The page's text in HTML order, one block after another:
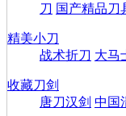
刀 国产精品刀
精美小刀
战术折刀 大马
收藏刀剑
唐刀汉剑 中国